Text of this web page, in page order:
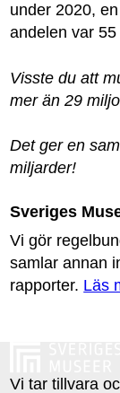
under 2020,
andelen var
Visste du att
mer än 29
Det ger en
miljarder!
Sveriges
Vi gör
samlar annan
rapporter. Läs
Vi tar tillvara